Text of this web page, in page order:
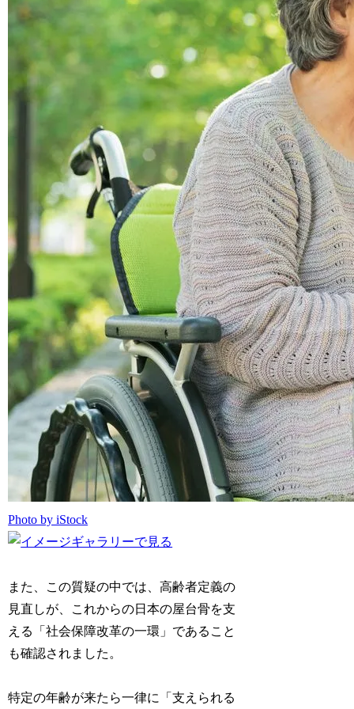
Photo by iStock
また、この質疑の中では、高齢者定義の
見直しが、これからの日本の屋台骨を支
える「社会保障改革の一環」であること
も確認されました。
特定の年齢が来たら一律に「支えられる